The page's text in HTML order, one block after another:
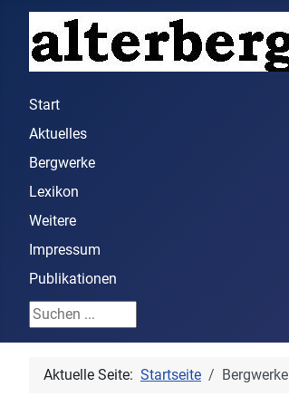
Start
Aktuelles
Bergwerke
Lexikon
Weitere
Impressum
Publikationen
Suchen ...
Aktuelle Seite: Startseite Bergwerke